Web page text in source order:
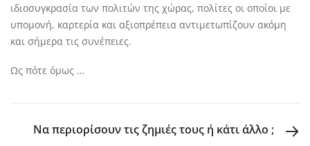
ιδιοσυγκρασία των πολιτών της χώρας, πολίτες οι οποίοι με
υπομονή, καρτερία και αξιοπρέπεια αντιμετωπίζουν ακόμη
και σήμερα τις συνέπειες.
Ως πότε όμως …
NEXT
Να περιορίσουν τις ζημιές τους ή κάτι άλλο ;